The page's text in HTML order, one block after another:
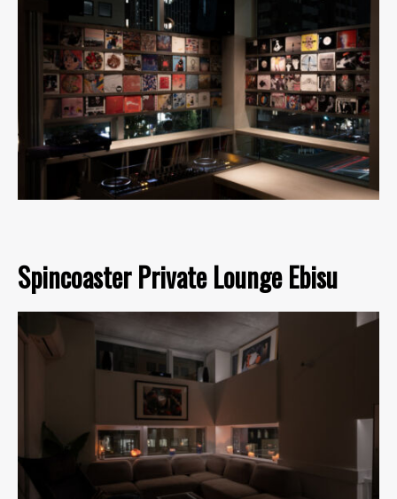
Spincoaster Private Lounge Ebisu